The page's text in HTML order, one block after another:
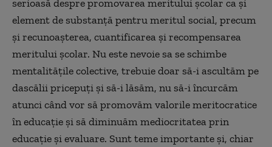
serioasă despre promovarea meritului școlar ca și
element de substanță pentru meritul social, precum
și recunoașterea, cuantificarea și recompensarea
meritului școlar. Nu este nevoie sa se schimbe
mentalitățile colective, trebuie doar să-i ascultăm pe
dascălii pricepuți și să-i lăsăm, nu să-i încurcăm
atunci când vor să promovăm valorile meritocratice
în educație și să diminuăm mediocritatea prin
educație și evaluare. Sunt teme importante și, chiar